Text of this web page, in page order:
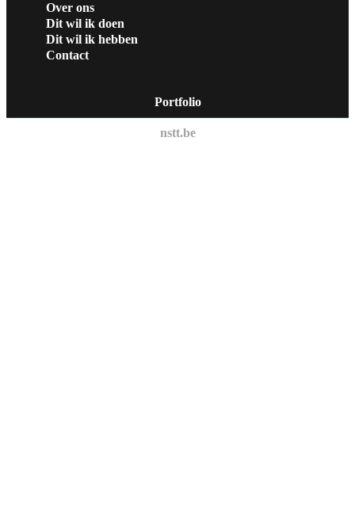
Over ons
Dit wil ik doen
Dit wil ik hebben
Contact
Portfolio
nstt.be